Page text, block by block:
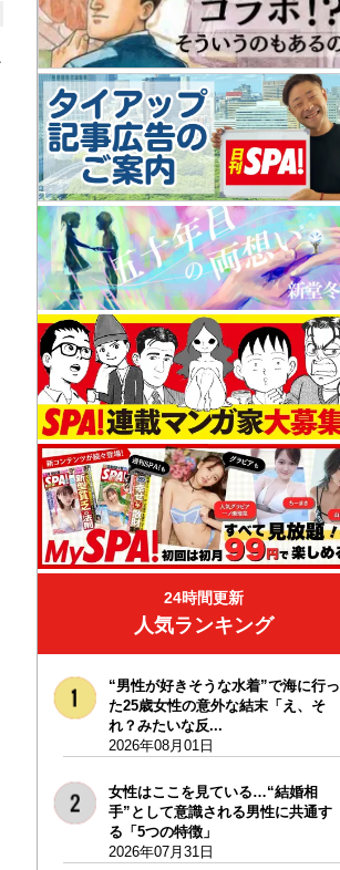
24時間更新
人気ランキング
“男性が好きそうな水着”で海に行っ
た25歳女性の意外な結末「え、そ
れ？みたいな反...
2026年08月01日
女性はここを見ている…“結婚相
手”として意識される男性に共通す
る「5つの特徴」
2026年07月31日